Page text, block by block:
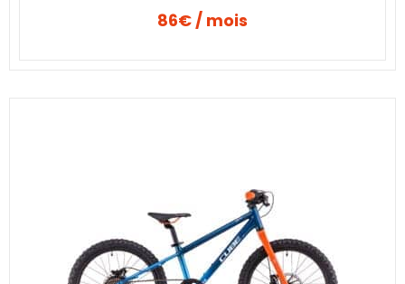
86€ / mois